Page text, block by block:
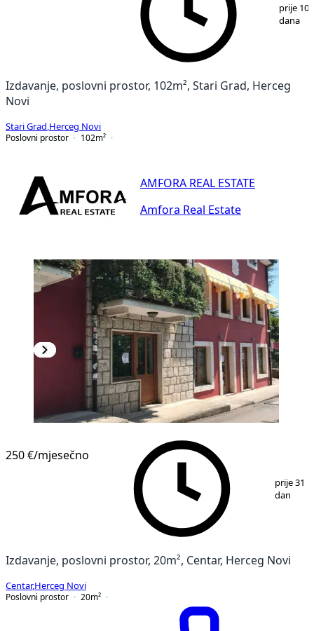
prije 103
dana
Izdavanje, poslovni prostor, 102m², Stari Grad, Herceg
Novi
Stari Grad Herceg Novi
Poslovni prostor
102m²
AMFORA REAL ESTATE
Amfora Real Estate
250 €/mjesečno
prije 31
dan
Izdavanje, poslovni prostor, 20m², Centar, Herceg Novi
Centar,Herceg Novi
Poslovni prostor
20m²